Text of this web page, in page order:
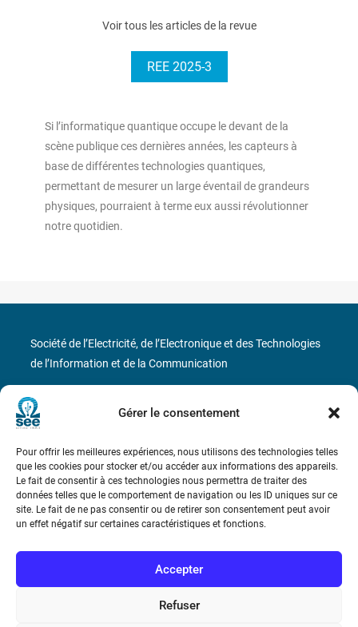
Gérer le consentement
Pour offrir les meilleures expériences, nous utilisons des technologies telles
que les cookies pour stocker et/ou accéder aux informations des appareils.
Le fait de consentir à ces technologies nous permettra de traiter des
données telles que le comportement de navigation ou les ID uniques sur ce
site. Le fait de ne pas consentir ou de retirer son consentement peut avoir
un effet négatif sur certaines caractéristiques et fonctions.
Accepter
Refuser
Voir tous les articles de la revue
REE 2025-3
Si l’informatique quantique occupe le devant de la
scène publique ces dernières années, les capteurs à
base de différentes technologies quantiques,
permettant de mesurer un large éventail de grandeurs
physiques, pourraient à terme eux aussi révolutionner
notre quotidien.
Bicentenaire des découvertes d’André-
Société de l’Electricité, de l’Electronique et des Technologies
de l’Information et de la Communication
17 rue de l’Amiral Hamelin
Téléphone : (+33) 1 56 90 37 17
N° de SIREN : 785 393 232, Code APE : 9412Z TVA intra-
communautaire : FR44 785 393 232